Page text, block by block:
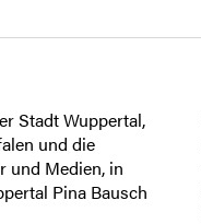
Stadt Wuppertal,
und die
und Medien, in
Pina Bausch